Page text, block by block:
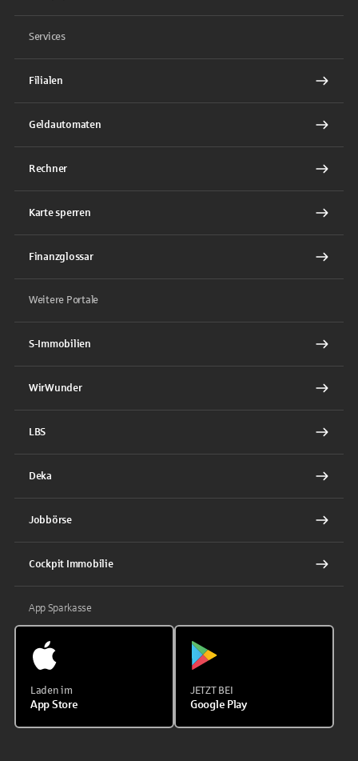
Services
Filialen
Geldautomaten
Rechner
Karte sperren
Finanzglossar
Weitere Portale
S-Immobilien
WirWunder
LBS
Deka
Jobbörse
Cockpit Immobilie
App Sparkasse
Laden im
App Store
JETZT BEI
Google Play